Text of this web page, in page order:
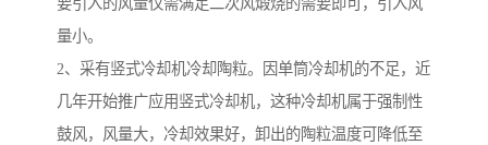
要引入的风量仅需满足二次风煅烧的需要即可，引入风
量小。
2、采有竖式冷却机冷却陶粒。因单筒冷却机的不足，近
几年开始推广应用竖式冷却机，这种冷却机属于强制性
鼓风，风量大，冷却效果好，卸出的陶粒温度可降低至